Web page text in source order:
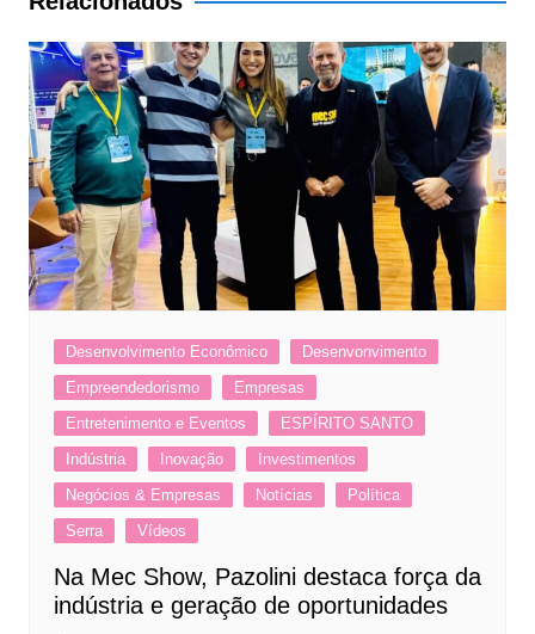
Desenvolvimento Econômico
Desenvonvimento
Empreendedorismo
Empresas
Entretenimento e Eventos
ESPÍRITO SANTO
Indústria
Inovação
Investimentos
Negócios & Empresas
Notícias
Política
Serra
Vídeos
Na Mec Show, Pazolini destaca força da
indústria e geração de oportunidades